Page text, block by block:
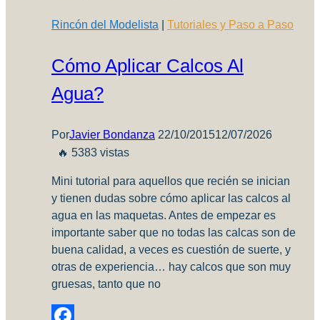
32º
y
Mar
del
Rincón del Modelista Tutoriales y Paso a Paso
Cómo Aplicar Calcos Al
Agua?
PorJavier Bondanza 22/10/201512/07/2026
🔥 5383 vistas
Mini tutorial para aquellos que recién se inician
y tienen dudas sobre cómo aplicar las calcos al
agua en las maquetas. Antes de empezar es
importante saber que no todas las calcas son de
buena calidad, a veces es cuestión de suerte, y
otras de experiencia… hay calcos que son muy
gruesas, tanto que no